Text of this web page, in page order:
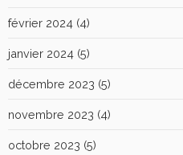
février 2024 (4)
janvier 2024 (5)
décembre 2023 (5)
novembre 2023 (4)
octobre 2023 (5)